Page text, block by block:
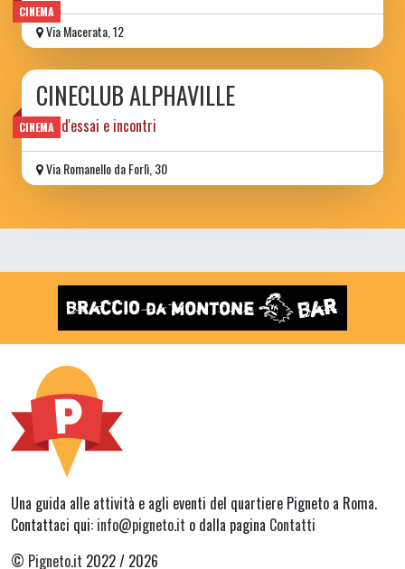
CINEMA
Via Macerata, 12
CINEMA
CINECLUB ALPHAVILLE
film d'essai e incontri
Via Romanello da Forlì, 30
Una guida alle attività e agli eventi del quartiere Pigneto a Roma.
Contattaci qui: info@pigneto.it o dalla pagina Contatti
© Pigneto.it 2022 / 2026